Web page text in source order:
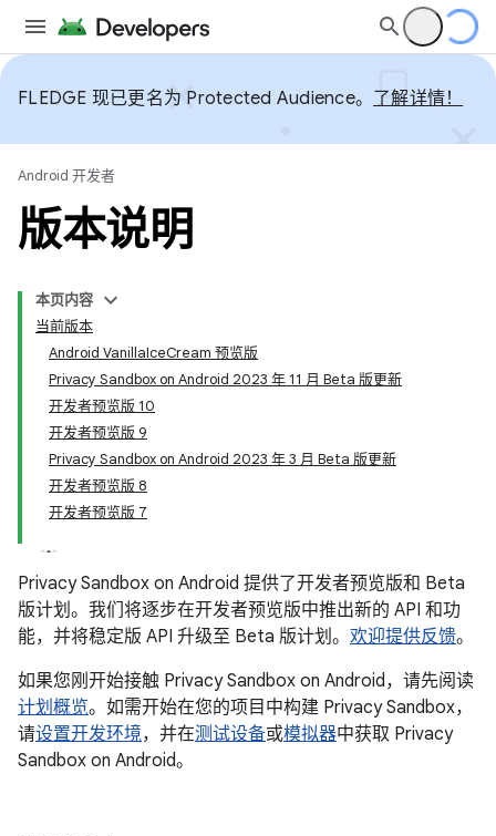
FLEDGE 现已更名为 Protected Audience。 了解详情！
Android 开发者
版本说明
本页内容
当前版本
Android VanillaIceCream 预览版
Privacy Sandbox on Android 2023 年 11 月 Beta 版更新
开发者预览版 10
开发者预览版 9
Privacy Sandbox on Android 2023 年 3 月 Beta 版更新
开发者预览版 8
开发者预览版 7
Privacy Sandbox on Android 提供了开发者预览版和 Beta
版计划。我们将逐步在开发者预览版中推出新的 API 和功
能，并将稳定版 API 升级至 Beta 版计划。 欢迎提供反馈。
如果您刚开始接触 Privacy Sandbox on Android，请先阅读
计划概览。如需开始在您的项目中构建 Privacy Sandbox，
请设置开发环境，并在测试设备或模拟器中获取 Privacy
Sandbox on Android。